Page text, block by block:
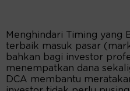
Menghindari Timing yang
terbaik masuk pasar
bahkan bagi investor
menempatkan dana
DCA membantu